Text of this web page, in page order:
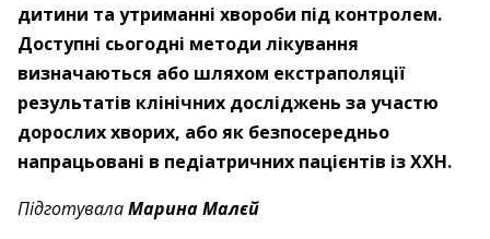
дитини та утриманні хвороби під контролем.
Доступні сьогодні методи лікування
визначаються або шляхом екстраполяції
результатів клінічних досліджень за участю
дорослих хворих, або як безпосередньо
напрацьовані в педіатричних пацієнтів із ХХН.
ПідготувалаМарина Малєй